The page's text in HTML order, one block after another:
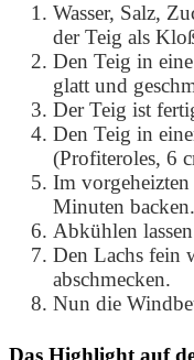
Wasser, Salz,
der Teig als
Den Teig in
glatt und
Der Teig ist
Den Teig in
(Profiteroles, 6
Im
Minuten
Abkühlen
Den Lachs fein
abschmecken.
Nun die